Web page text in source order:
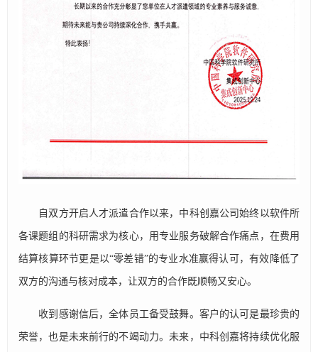
自双方开启人才派遣合作以来，中科创嘉公司始终以软件所
各课题组的科研需求为核心，用专业服务破解合作痛点，在费用
结算核算环节更是以“零差错”的专业水准赢得认可，有效降低了
双方的沟通与核对成本，让双方的合作既顺畅又安心。
收到感谢信后，全体员工备受鼓舞。客户的认可是最珍贵的
荣誉，也是未来前行的不竭动力。未来，中科创嘉将持续优化服